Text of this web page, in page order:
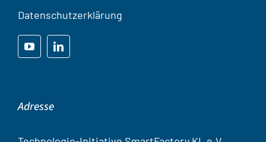
Datenschutzerklärung
Adresse